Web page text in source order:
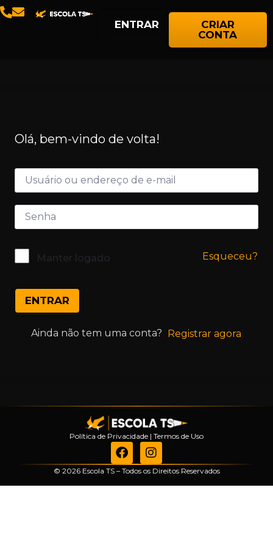
ENTRAR
CRIAR
CONTA
Olá, bem-vindo de volta!
Manter logado Esqueceu?
ENTRAR
Ainda não tem uma conta? Registrar agora
Política de Privacidade | Termos de Uso
© 2026 Escola TS – Todos os Direitos Reservados